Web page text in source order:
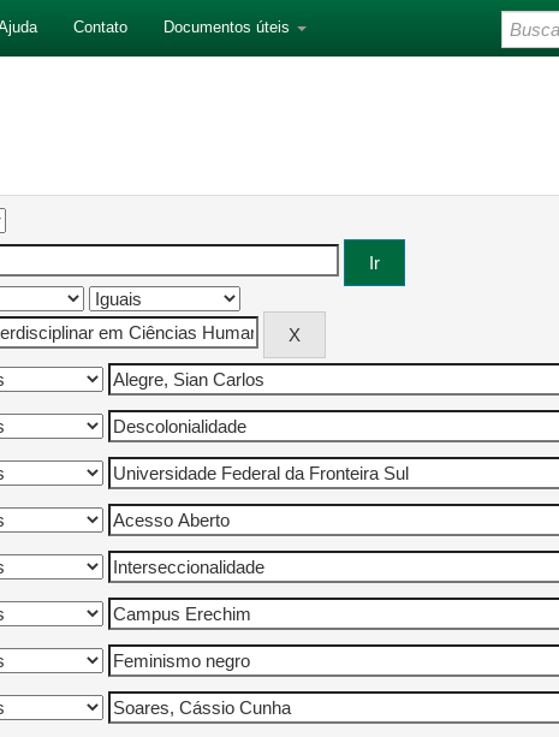
Contato Documentos úteis